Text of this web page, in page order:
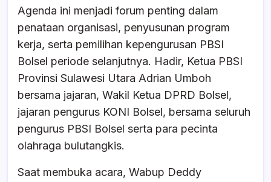
Agenda ini menjadi forum penting dalam
penataan organisasi, penyusunan program
kerja, serta pemilihan kepengurusan PBSI
Bolsel periode selanjutnya. Hadir, Ketua PBSI
Provinsi Sulawesi Utara Adrian Umboh
bersama jajaran, Wakil Ketua DPRD Bolsel,
jajaran pengurus KONI Bolsel, bersama seluruh
pengurus PBSI Bolsel serta para pecinta
olahraga bulutangkis.
Saat membuka acara, Wabup Deddy